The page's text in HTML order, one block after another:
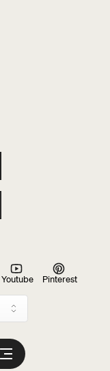
Youtube Pinterest